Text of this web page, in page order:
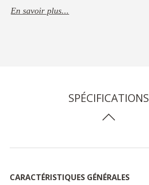
En savoir plus...
SPÉCIFICATIONS
CARACTÉRISTIQUES GÉNÉRALES